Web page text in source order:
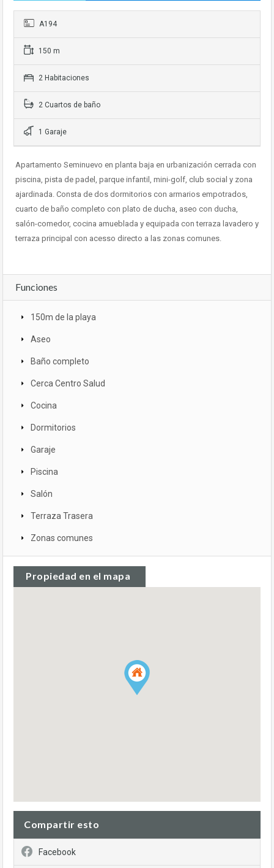
A194
150 m
2 Habitaciones
2 Cuartos de baño
1 Garaje
Apartamento Seminuevo en planta baja en urbanización cerrada con
piscina, pista de padel, parque infantil, mini-golf, club social y zona
ajardinada. Consta de dos dormitorios con armarios empotrados,
cuarto de baño completo con plato de ducha, aseo con ducha,
salón-comedor, cocina amueblada y equipada con terraza lavadero y
terraza principal con acesso directo a las zonas comunes.
Funciones
150m de la playa
Aseo
Baño completo
Cerca Centro Salud
Cocina
Dormitorios
Garaje
Piscina
Salón
Terraza Trasera
Zonas comunes
Propiedad en el mapa
Compartir esto
Facebook